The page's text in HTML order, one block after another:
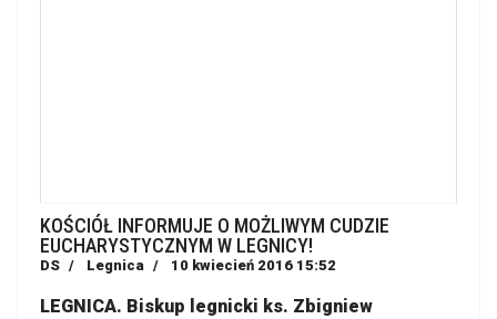
KOŚCIÓŁ INFORMUJE O MOŻLIWYM CUDZIE
EUCHARYSTYCZNYM W LEGNICY!
DS Legnica 10 kwiecień 2016 15:52
LEGNICA. Biskup legnicki ks. Zbigniew